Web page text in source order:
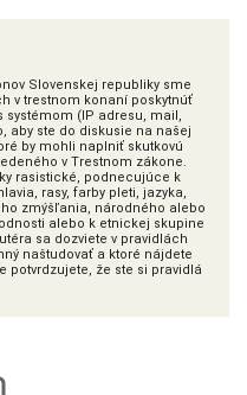
Slovenskej republiky sme
v trestnom konaní poskytnúť
systémom (IP adresu, mail,
aby ste do diskusie na našej
by mohli naplniť skutkovú
v Trestnom zákone.
rasistické, podnecujúce k
rasy, farby pleti, jazyka,
zmýšľania, národného alebo
alebo k etnickej skupine
sa dozviete v pravidlách
naštudovať a ktoré nájdete
potvrdzujete, že ste si pravidlá